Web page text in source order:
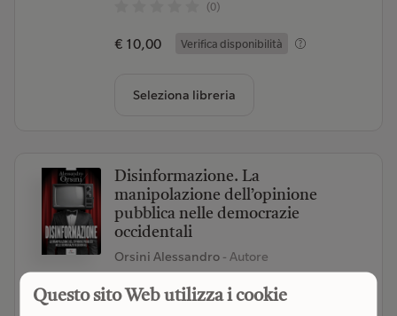
(0)
€ 10,00 Verifica disponibilità
Seleziona libreria
Disinformazione. La
manipolazione dell’opinione
pubblica nelle democrazie
occidentali
Orsini Alessandro - Autore
Questo sito Web utilizza i cookie